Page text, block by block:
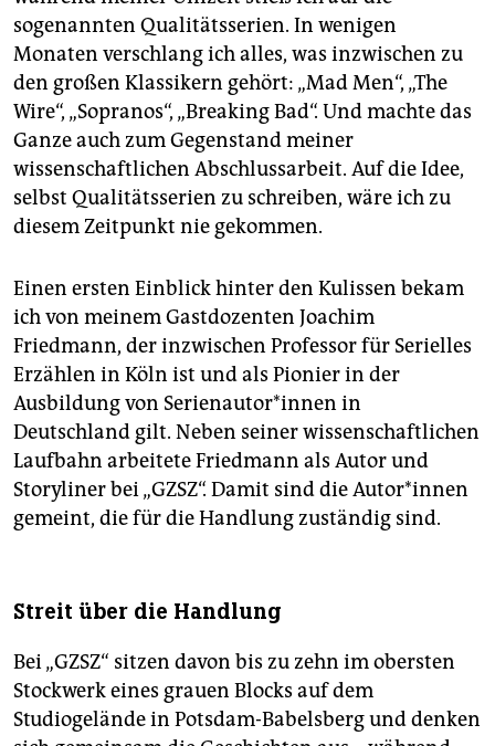
sogenannten Qualitätsserien. In wenigen
Monaten verschlang ich alles, was inzwischen zu
den großen Klassikern gehört: „Mad Men“, „The
Wire“, „Sopranos“, „Breaking Bad“. Und machte das
Ganze auch zum Gegenstand meiner
wissenschaftlichen Abschlussarbeit. Auf die Idee,
selbst Qualitätsserien zu schreiben, wäre ich zu
diesem Zeitpunkt nie gekommen.
Einen ersten Einblick hinter den Kulissen bekam
ich von meinem Gastdozenten Joachim
Friedmann, der inzwischen Professor für Serielles
Erzählen in Köln ist und als Pionier in der
Ausbildung von Se­ri­en­au­to­r*in­nen in
Deutschland gilt. Neben seiner wissenschaftlichen
Laufbahn arbeitete Friedmann als Autor und
Storyliner bei „GZSZ“. Damit sind die Au­to­r*in­nen
gemeint, die für die Handlung zuständig sind.
Streit über die Handlung
Bei „GZSZ“ sitzen davon bis zu zehn im obersten
Stockwerk eines grauen Blocks auf dem
Studiogelände in Potsdam-Babelsberg und denken